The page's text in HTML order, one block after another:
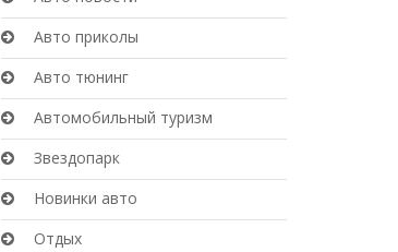
Авто приколы
Авто тюнинг
Автомобильный туризм
Звездопарк
Новинки авто
Отдых